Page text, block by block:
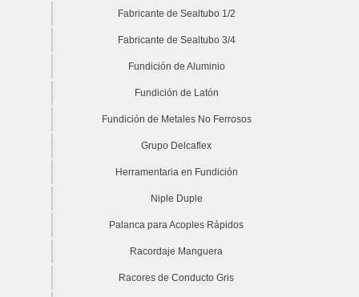
Fabricante de Sealtubo 1/2
Fabricante de Sealtubo 3/4
Fundición de Aluminio
Fundición de Latón
Fundición de Metales No Ferrosos
Grupo Delcaflex
Herramentaria en Fundición
Niple Duple
Palanca para Acoples Rápidos
Racordaje Manguera
Racores de Conducto Gris